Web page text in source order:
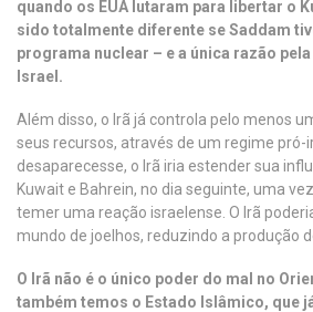
quando os EUA lutaram para libertar o
sido totalmente diferente se Saddam
programa nuclear – e a única razão
Israel.
Além disso, o Irã já controla pelo menos
seus recursos, através de um regime pró-
desaparecesse, o Irã iria estender sua
Kuwait e Bahrein, no dia seguinte, uma
temer uma reação israelense. O Irã
mundo de joelhos, reduzindo a produção
O Irã não é o único poder do mal no
também temos o Estado Islâmico, que